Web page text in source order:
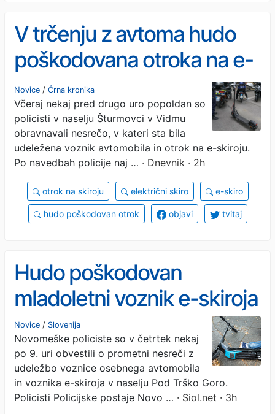
V trčenju z avtoma hudo
poškodovana otroka na e-
skiroju
Novice / Črna kronika
Včeraj nekaj pred drugo uro popoldan so
policisti v naselju Šturmovci v Vidmu
obravnavali nesrečo, v kateri sta bila
udeležena voznik avtomobila in otrok na e-skiroju.
Po navedbah policije naj … · Dnevnik · 2h
otrok na skiroju električni skiro e-skiro
hudo poškodovan otrok objavi tvitaj
Hudo poškodovan
mladoletni voznik e-skiroja
Novice / Slovenija
Novomeške policiste so v četrtek nekaj
po 9. uri obvestili o prometni nesreči z
udeležbo voznice osebnega avtomobila
in voznika e-skiroja v naselju Pod Trško Goro.
Policisti Policijske postaje Novo … · Siol.net · 3h